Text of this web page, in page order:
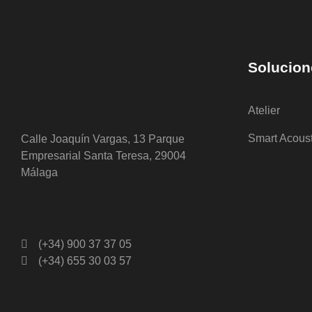
Calle Joaquín Vargas, 13 Parque
Empresarial Santa Teresa, 29004
Málaga
(+34) 900 37 37 05
(+34) 655 30 03 57
Atelier
Smart